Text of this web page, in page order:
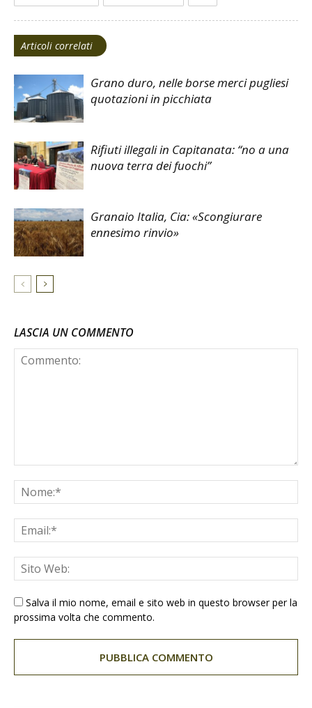
Articoli correlati
Grano duro, nelle borse merci pugliesi
quotazioni in picchiata
Rifiuti illegali in Capitanata: “no a una
nuova terra dei fuochi”
Granaio Italia, Cia: «Scongiurare
ennesimo rinvio»
LASCIA UN COMMENTO
Salva il mio nome, email e sito web in questo browser per la
prossima volta che commento.